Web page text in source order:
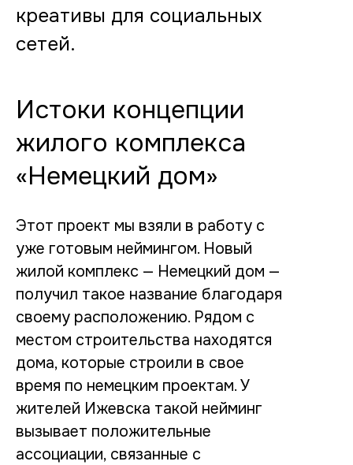
креативы для социальных
сетей.
Истоки концепции
жилого комплекса
«Немецкий дом»
Этот проект мы взяли в работу с
уже готовым неймингом. Новый
жилой комплекс — Немецкий дом —
получил такое название благодаря
своему расположению. Рядом с
местом строительства находятся
дома, которые строили в свое
время по немецким проектам. У
жителей Ижевска такой нейминг
вызывает положительные
ассоциации, связанные с